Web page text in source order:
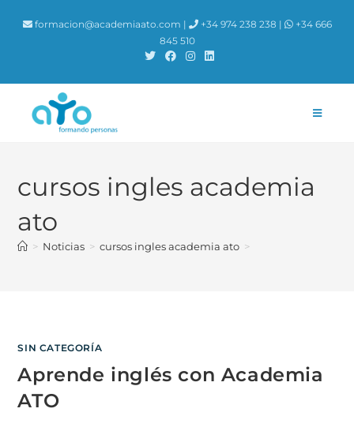
formacion@academiaato.com | +34 974 238 238 |
+34 666
845 510
cursos ingles academia
ato
> Noticias > cursos ingles academia ato >
SIN CATEGORÍA
Aprende inglés con Academia
ATO